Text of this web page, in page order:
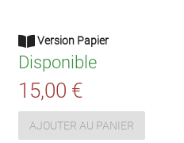
Version Papier
Disponible
15,00 €
AJOUTER AU PANIER